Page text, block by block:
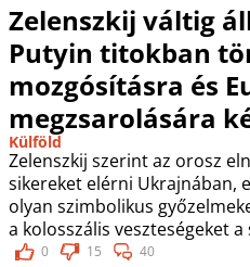
Zelenszkij váltig
Putyin titokban
mozgósításra és
megzsarolására
Külföld
Zelenszkij szerint az orosz
sikereket elérni Ukrajnában,
olyan szimbolikus
a kolosszális veszteségeket
0 15 40